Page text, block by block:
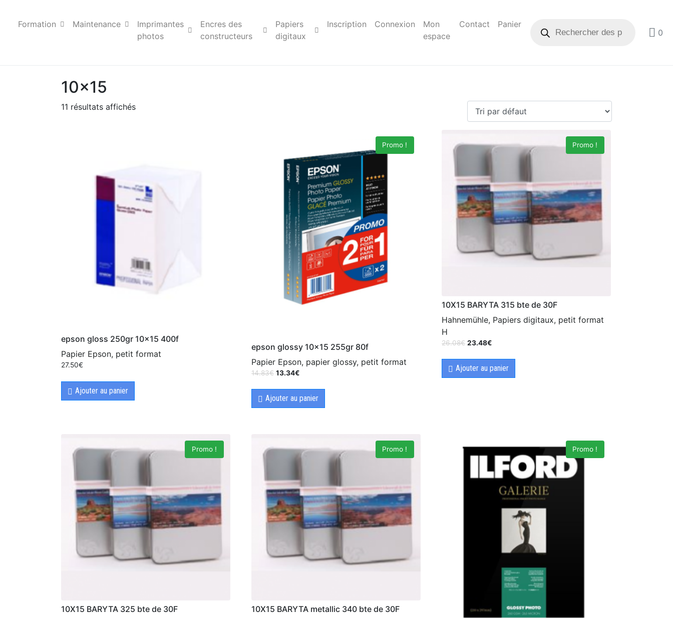
Formation Maintenance
Imprimantes
photos
Encres des
constructeurs
Papiers
digitaux
Inscription Connexion
Mon
espace
Contact
Panier
0
10x15
11 résultats affichés
epson gloss 250gr 10×15 400f
Papier Epson, petit format
27.50€
Ajouter au panier
Promo !
epson glossy 10×15 255gr 80f
Papier Epson, papier glossy, petit format
14.83€ 13.34€
Ajouter au panier
Promo !
10X15 BARYTA 315 bte de 30F
Hahnemühle, Papiers digitaux, petit format
H
26.08€ 23.48€
Ajouter au panier
Promo !
10X15 BARYTA 325 bte de 30F
Promo !
10X15 BARYTA metallic 340 bte de 30F
Promo !